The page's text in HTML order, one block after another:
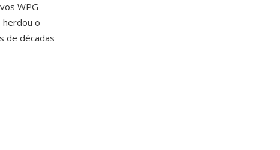
WPG
herdou o
de décadas